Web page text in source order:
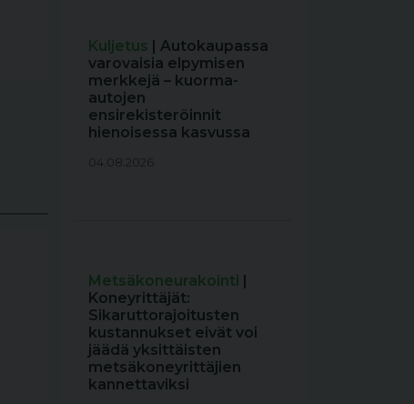
Kuljetus | Autokaupassa
varovaisia elpymisen
merkkejä – kuorma-
autojen
ensirekisteröinnit
hienoisessa kasvussa
04.08.2026
Metsäkoneurakointi |
Koneyrittäjät:
Sikaruttorajoitusten
kustannukset eivät voi
jäädä yksittäisten
metsäkoneyrittäjien
kannettaviksi